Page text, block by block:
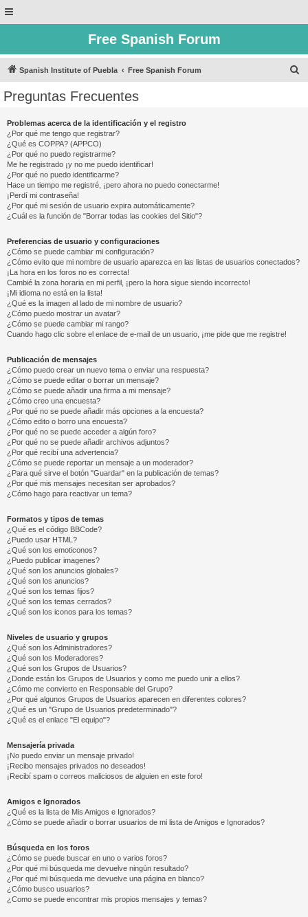
Free Spanish Forum
Spanish Institute of Puebla Free Spanish Forum
Preguntas Frecuentes
Problemas acerca de la identificación y el registro
¿Por qué me tengo que registrar?
¿Qué es COPPA? (APPCO)
¿Por qué no puedo registrarme?
Me he registrado ¡y no me puedo identificar!
¿Por qué no puedo identificarme?
Hace un tiempo me registré, ¡pero ahora no puedo conectarme!
¡Perdí mi contraseña!
¿Por qué mi sesión de usuario expira automáticamente?
¿Cuál es la función de "Borrar todas las cookies del Sitio"?
Preferencias de usuario y configuraciones
¿Cómo se puede cambiar mi configuración?
¿Cómo evito que mi nombre de usuario aparezca en las listas de usuarios conectados?
¡La hora en los foros no es correcta!
Cambié la zona horaria en mi perfil, ¡pero la hora sigue siendo incorrecto!
¡Mi idioma no está en la lista!
¿Qué es la imagen al lado de mi nombre de usuario?
¿Cómo puedo mostrar un avatar?
¿Cómo se puede cambiar mi rango?
Cuando hago clic sobre el enlace de e-mail de un usuario, ¡me pide que me registre!
Publicación de mensajes
¿Cómo puedo crear un nuevo tema o enviar una respuesta?
¿Cómo se puede editar o borrar un mensaje?
¿Cómo se puede añadir una firma a mi mensaje?
¿Cómo creo una encuesta?
¿Por qué no se puede añadir más opciones a la encuesta?
¿Cómo edito o borro una encuesta?
¿Por qué no se puede acceder a algún foro?
¿Por qué no se puede añadir archivos adjuntos?
¿Por qué recibí una advertencia?
¿Cómo se puede reportar un mensaje a un moderador?
¿Para qué sirve el botón "Guardar" en la publicación de temas?
¿Por qué mis mensajes necesitan ser aprobados?
¿Cómo hago para reactivar un tema?
Formatos y tipos de temas
¿Qué es el código BBCode?
¿Puedo usar HTML?
¿Qué son los emoticonos?
¿Puedo publicar imagenes?
¿Qué son los anuncios globales?
¿Qué son los anuncios?
¿Qué son los temas fijos?
¿Qué son los temas cerrados?
¿Qué son los iconos para los temas?
Niveles de usuario y grupos
¿Qué son los Administradores?
¿Qué son los Moderadores?
¿Qué son los Grupos de Usuarios?
¿Donde están los Grupos de Usuarios y como me puedo unir a ellos?
¿Cómo me convierto en Responsable del Grupo?
¿Por qué algunos Grupos de Usuarios aparecen en diferentes colores?
¿Qué es un "Grupo de Usuarios predeterminado"?
¿Qué es el enlace "El equipo"?
Mensajería privada
¡No puedo enviar un mensaje privado!
¡Recibo mensajes privados no deseados!
¡Recibí spam o correos maliciosos de alguien en este foro!
Amigos e Ignorados
¿Qué es la lista de Mis Amigos e Ignorados?
¿Cómo se puede añadir o borrar usuarios de mi lista de Amigos e Ignorados?
Búsqueda en los foros
¿Cómo se puede buscar en uno o varios foros?
¿Por qué mi búsqueda me devuelve ningún resultado?
¿Por qué mi búsqueda me devuelve una página en blanco?
¿Cómo busco usuarios?
¿Como se puede encontrar mis propios mensajes y temas?